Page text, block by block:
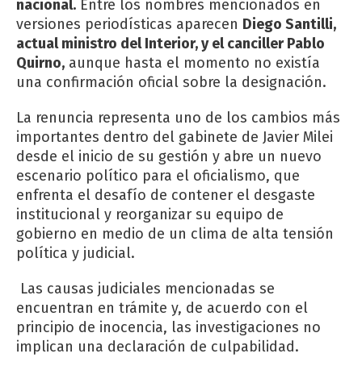
nacional. Entre los nombres mencionados en
versiones periodísticas aparecen Diego Santilli,
actual ministro del Interior, y el canciller Pablo
Quirno, aunque hasta el momento no existía
una confirmación oficial sobre la designación.
La renuncia representa uno de los cambios más
importantes dentro del gabinete de Javier Milei
desde el inicio de su gestión y abre un nuevo
escenario político para el oficialismo, que
enfrenta el desafío de contener el desgaste
institucional y reorganizar su equipo de
gobierno en medio de un clima de alta tensión
política y judicial.
Las causas judiciales mencionadas se
encuentran en trámite y, de acuerdo con el
principio de inocencia, las investigaciones no
implican una declaración de culpabilidad.